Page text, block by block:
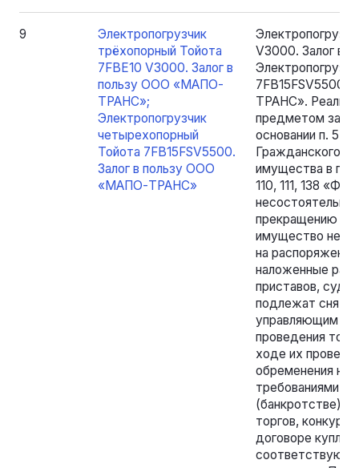
9
Электропогрузчик
трёхопорный Тойота
7FBE10 V3000. Залог в
пользу ООО «МАПО-
ТРАНС»;
Электропогрузчик
четырехопорный
Тойота 7FB15FSV5500.
Залог в пользу ООО
«МАПО-ТРАНС»
V3000. Залог в
7FB15FSV5500.
ТРАНС».
предметом
основании п. 5
Гражданского
имущества в
110, 111, 138
прекращению
имущество не
на
наложенные
приставов,
подлежат
управляющим в
проведения
ходе их
обременения не
требованиями ч.
(банкротстве)»,
торгов,
договоре купли-